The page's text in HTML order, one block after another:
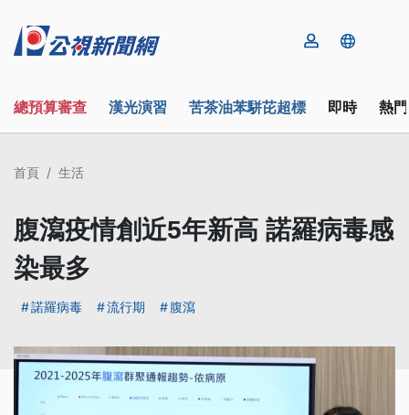
總預算審查 漢光演習 苦茶油苯駢芘超標 即時 熱
首頁 生活
腹瀉疫情創近5年新高 諾羅病毒感
染最多
諾羅病毒 流行期 腹瀉